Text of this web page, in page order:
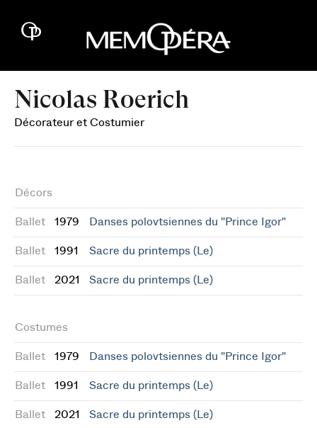
Nicolas Roerich
Décorateur et Costumier
Décors
Ballet 1979 Danses polovtsiennes du "Prince Igor"
Ballet 1991 Sacre du printemps (Le)
Ballet 2021 Sacre du printemps (Le)
Costumes
Ballet 1979 Danses polovtsiennes du "Prince Igor"
Ballet 1991 Sacre du printemps (Le)
Ballet 2021 Sacre du printemps (Le)